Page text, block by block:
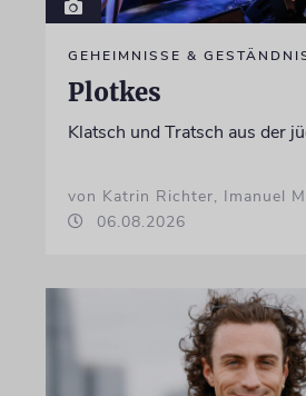
GEHEIMNISSE &
Plotkes
Klatsch und Tratsch aus der
von Katrin Richter, Imanuel
06.08.2026